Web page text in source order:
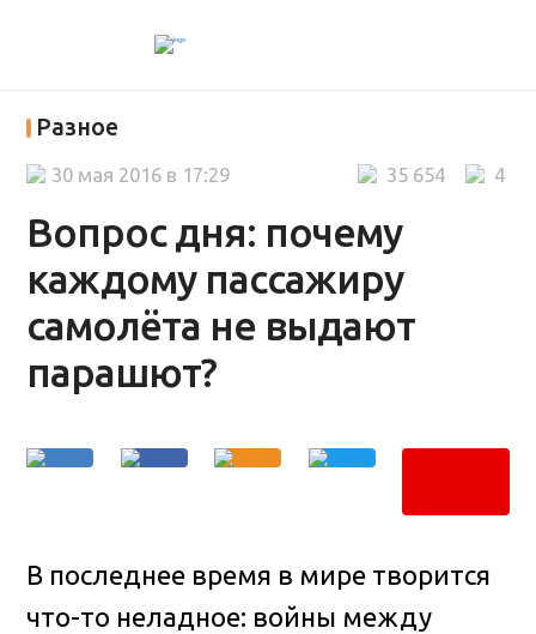
Разное
Вопрос дня: почему
каждому пассажиру
самолёта не выдают
парашют?
4
35 654
30 мая 2016 в 17:29
В последнее время в мире творится
что-то неладное: войны между